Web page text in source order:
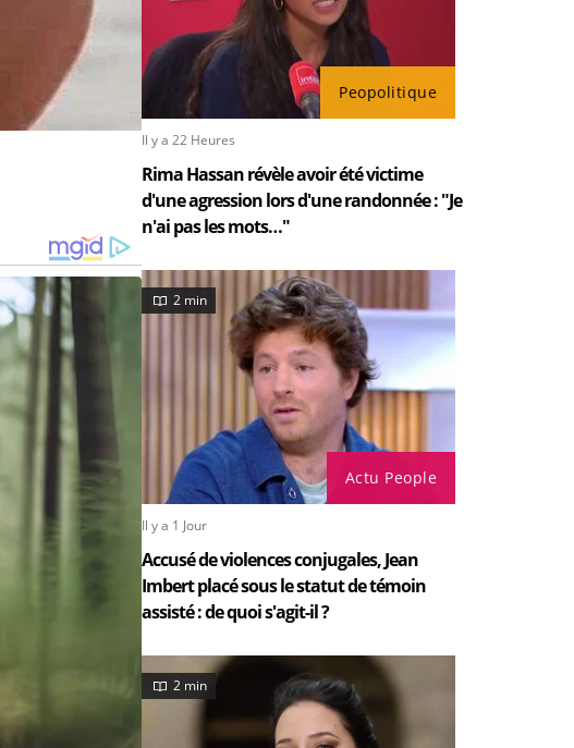
Peopolitique
Il y a 22 Heures
Rima Hassan révèle avoir été victime
d'une agression lors d'une randonnée : "Je
n'ai pas les mots…"
Actu People
2 min
Il y a 1 Jour
Accusé de violences conjugales, Jean
Imbert placé sous le statut de témoin
assisté : de quoi s'agit-il ?
2 min